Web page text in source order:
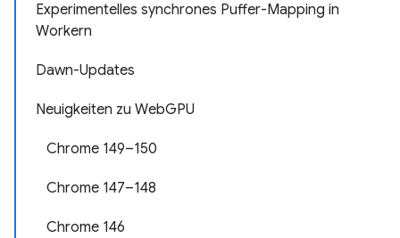
Experimentelles synchrones Puffer-Mapping in
Workern
Dawn-Updates
Neuigkeiten zu WebGPU
Chrome 149–150
Chrome 147–148
Chrome 146